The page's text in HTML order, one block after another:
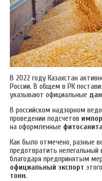
В 2022 году Казахстан
России. В общем в РК
указывают официальные
В российском надзорном
проведении подсчетов
на оформленные
Как было отмечено, разные
предотвратить нелегальный
благодаря предпринятым
официальный экспорт
тонн.